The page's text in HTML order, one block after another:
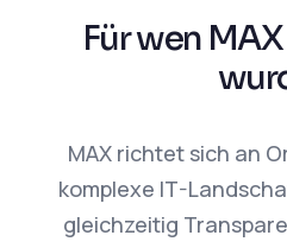
Für wen
MAX richtet sich an
komplexe IT-
gleichzeitig